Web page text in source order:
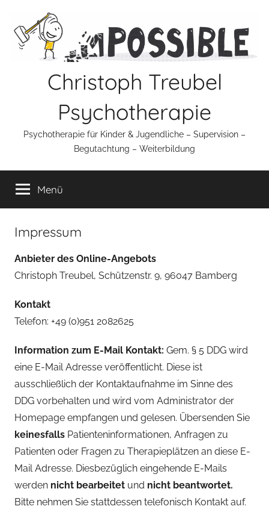
Inhalt
springen
Christoph Treubel
Psychotherapie
Psychotherapie für Kinder & Jugendliche – Supervision –
Begutachtung – Weiterbildung
Menü
Impressum
Anbieter des Online-Angebots
Christoph Treubel, Schützenstr. 9, 96047 Bamberg
Kontakt
Telefon: +49 (0)951 2082625
Information zum E-Mail Kontakt: Gem. § 5 DDG wird
eine E-Mail Adresse veröffentlicht. Diese ist
ausschließlich der Kontaktaufnahme im Sinne des
DDG vorbehalten und wird vom Administrator der
Homepage empfangen und gelesen. Übersenden Sie
keinesfalls Patienteninformationen, Anfragen zu
Patienten oder Fragen zu Therapieplätzen an diese E-
Mail Adresse. Diesbezüglich eingehende E-Mails
werden nicht bearbeitet und nicht beantwortet.
Bitte nehmen Sie stattdessen telefonisch Kontakt auf.